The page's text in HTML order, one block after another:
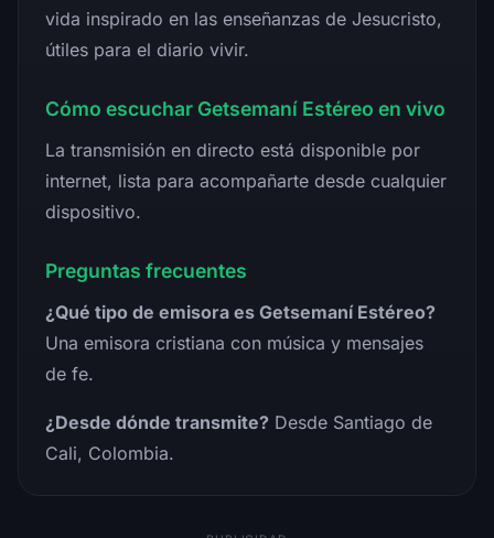
vida inspirado en las enseñanzas de Jesucristo,
útiles para el diario vivir.
Cómo escuchar Getsemaní Estéreo en vivo
La transmisión en directo está disponible por
internet, lista para acompañarte desde cualquier
dispositivo.
Preguntas frecuentes
¿Qué tipo de emisora es Getsemaní Estéreo?
Una emisora cristiana con música y mensajes
de fe.
¿Desde dónde transmite? Desde Santiago de
Cali, Colombia.